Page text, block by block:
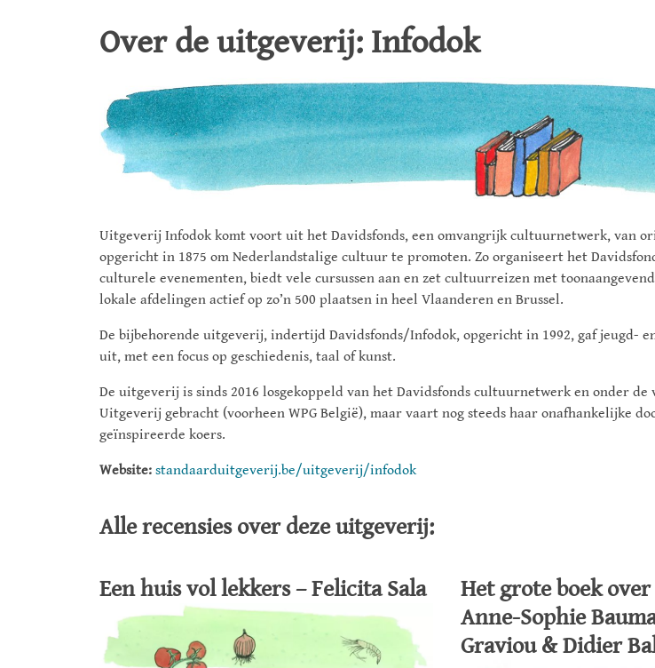
Over de uitgeverij: Infodok
Uitgeverij Infodok komt voort uit het Davidsfonds, een omvangrijk cultuurnetwerk, van
opgericht in 1875 om Nederlandstalige cultuur te promoten. Zo organiseert het
culturele evenementen, biedt vele cursussen aan en zet cultuurreizen met
lokale afdelingen actief op zo’n 500 plaatsen in heel Vlaanderen en Brussel.
De bijbehorende uitgeverij, indertijd Davidsfonds/Infodok, opgericht in 1992, gaf jeugd-
uit, met een focus op geschiedenis, taal of kunst.
De uitgeverij is sinds 2016 losgekoppeld van het Davidsfonds cultuurnetwerk en onder de
Uitgeverij gebracht (voorheen WPG België), maar vaart nog steeds haar onafhankelijke
geïnspireerde koers.
Website: standaarduitgeverij.be/uitgeverij/infodok
Alle recensies over deze uitgeverij:
Een huis vol lekkers – Felicita Sala
Het grote boek over
Anne-Sophie
Graviou & Didier